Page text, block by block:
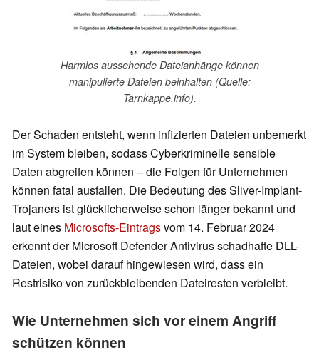
Harmlos aussehende Dateianhänge können
manipulierte Dateien beinhalten (Quelle:
Tarnkappe.info).
Der Schaden entsteht, wenn infizierten Dateien unbemerkt
im System bleiben, sodass Cyberkriminelle sensible
Daten abgreifen können – die Folgen für Unternehmen
können fatal ausfallen. Die Bedeutung des Sliver-Implant-
Trojaners ist glücklicherweise schon länger bekannt und
laut eines Microsofts-Eintragsvom 14. Februar 2024
erkennt der Microsoft Defender Antivirus schadhafte DLL-
Dateien, wobei darauf hingewiesen wird, dass ein
Restrisiko von zurückbleibenden Dateiresten verbleibt.
Wie Unternehmen sich vor einem Angriff
schützen können